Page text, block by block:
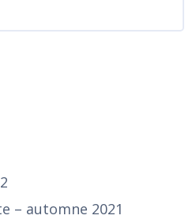
– automne 2021